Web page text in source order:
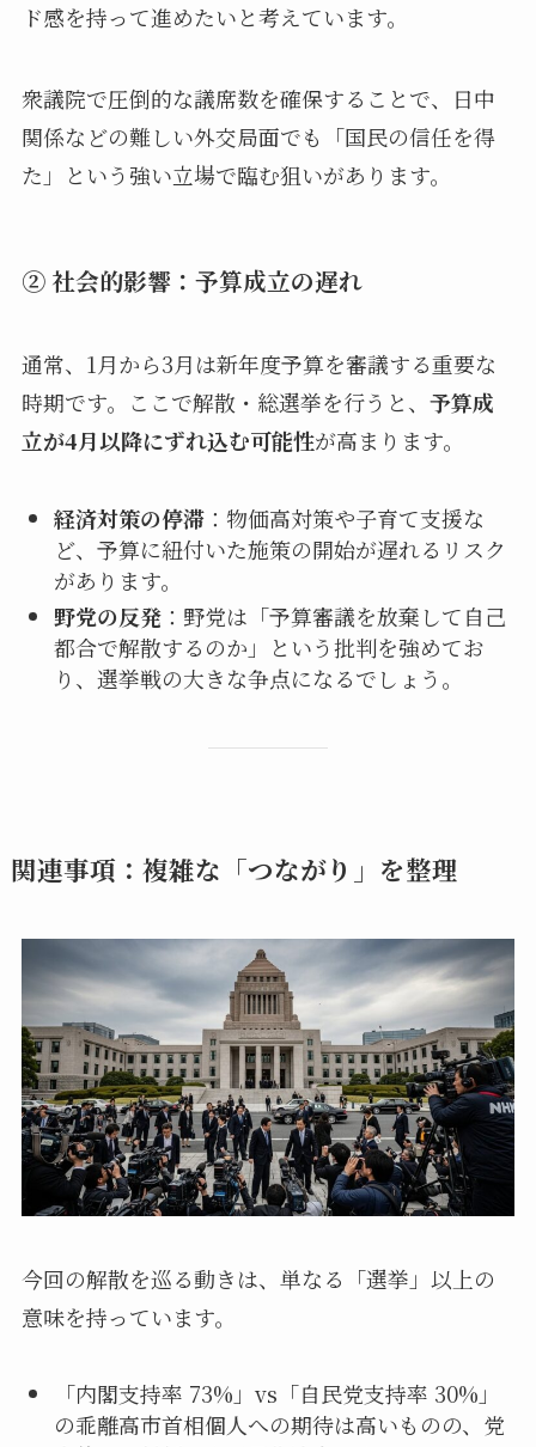
ド感を持って進めたいと考えています。
衆議院で圧倒的な議席数を確保することで、日中
関係などの難しい外交局面でも「国民の信任を得
た」という強い立場で臨む狙いがあります。
② 社会的影響：予算成立の遅れ
通常、1月から3月は新年度予算を審議する重要な
時期です。ここで解散・総選挙を行うと、 予算成
立が4月以降にずれ込む可能性が高まります。
経済対策の停滞：物価高対策や子育て支援な
ど、予算に紐付いた施策の開始が遅れるリスク
があります。
野党の反発：野党は「予算審議を放棄して自己
都合で解散するのか」という批判を強めてお
り、選挙戦の大きな争点になるでしょう。
関連事項：複雑な「つながり」を整理
今回の解散を巡る動きは、単なる「選挙」以上の
意味を持っています。
「内閣支持率 73%」vs「自民党支持率 30%」
の乖離高市首相個人への期待は高いものの、党